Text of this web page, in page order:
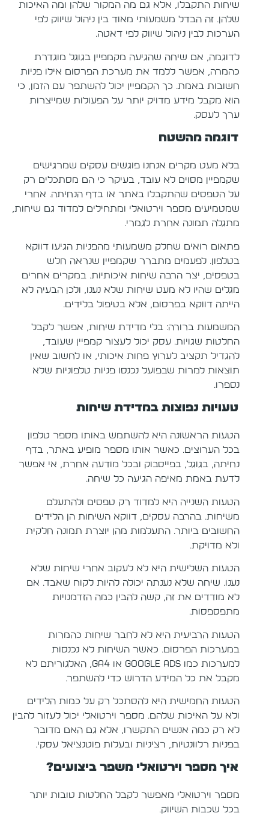
שיחות התקבלו, אלא גם מה המקור שלהן ומה האיכות
שלהן. זה הבדל משמעותי מאוד בין ניהול שיווק לפי
הערכות לבין ניהול שיווק לפי דאטה.
לדוגמה, אם שיחה שהגיעה מקמפיין בגוגל מוגדרת
כהמרה, אפשר ללמד את מערכת הפרסום אילו פניות
חשובות באמת. כך הקמפיין יכול להשתפר עם הזמן, כי
הוא מקבל מידע מדויק יותר על הפעולות שמייצרות
ערך לעסק.
דוגמה מהשטח
בלא מעט מקרים אנחנו פוגשים עסקים שמרגישים
שקמפיין מסוים לא עובד, בעיקר כי הם מסתכלים רק
על הטפסים שהתקבלו באתר או בדף הנחיתה. אחרי
שמטמיעים מספר וירטואלי ומתחילים למדוד גם שיחות,
מתגלה תמונה אחרת לגמרי.
פתאום רואים שחלק משמעותי מהפניות הגיעו דווקא
בטלפון. לפעמים מתברר שקמפיין שנראה חלש
בטפסים, יצר הרבה שיחות איכותיות. במקרים אחרים
מגלים שהיו לא מעט שיחות שלא נענו, ולכן הבעיה לא
הייתה דווקא בפרסום, אלא בטיפול בלידים.
המשמעות ברורה: בלי מדידת שיחות, אפשר לקבל
החלטות שגויות. עסק יכול לעצור קמפיין שעובד,
להגדיל תקציב לערוץ פחות איכותי, או לחשוב שאין
תוצאות למרות שבפועל נכנסו פניות טלפוניות שלא
נספרו.
טעויות נפוצות במדידת שיחות
הטעות הראשונה היא להשתמש באותו מספר טלפון
בכל הערוצים. כאשר אותו מספר מופיע באתר, בדף
נחיתה, בגוגל, בפייסבוק ובכל מודעה אחרת, אי אפשר
לדעת באמת מאיפה הגיעה כל שיחה.
הטעות השנייה היא למדוד רק טפסים ולהתעלם
משיחות. בהרבה עסקים, דווקא השיחות הן הלידים
החשובים ביותר. התעלמות מהן יוצרת תמונה חלקית
ולא מדויקת.
הטעות השלישית היא לא לעקוב אחרי שיחות שלא
נענו. שיחה שלא נענתה יכולה להיות לקוח שאבד. אם
לא מודדים את זה, קשה להבין כמה הזדמנויות
מתפספסות.
הטעות הרביעית היא לא לחבר שיחות כהמרות
במערכות הפרסום. כאשר השיחות לא נכנסות
למערכות כמו Google Ads או GA4, האלגוריתם לא
מקבל את כל המידע הדרוש כדי להשתפר.
הטעות החמישית היא להסתכל רק על כמות הלידים
ולא על האיכות שלהם. מספר וירטואלי יכול לעזור להבין
לא רק כמה אנשים התקשרו, אלא גם האם מדובר
בפניות רלוונטיות, רציניות ובעלות פוטנציאל עסקי.
איך מספר וירטואלי משפר ביצועים?
מספר וירטואלי מאפשר לקבל החלטות טובות יותר
בכל שכבות השיווק.